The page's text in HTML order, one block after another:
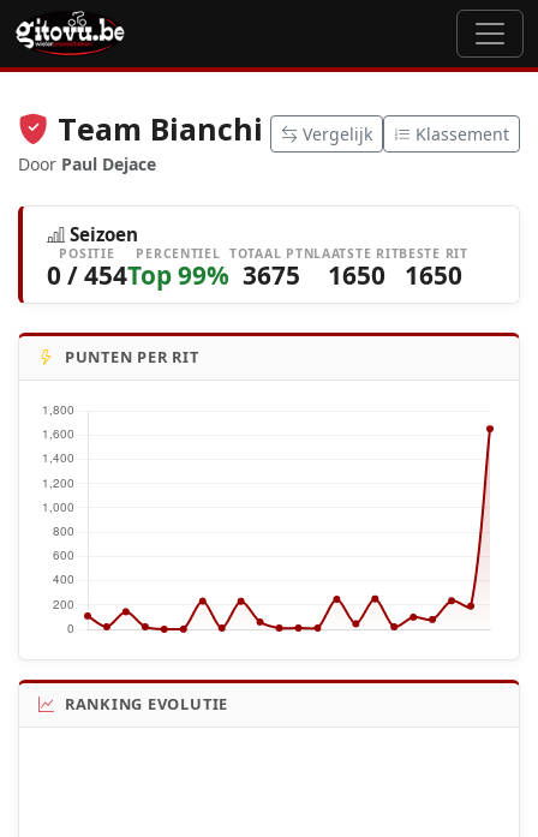
Team Bianchi
Door Paul Dejace
Vergelijk Klassement
Seizoen
POSITIE
0 / 454
PERCENTIEL
Top 99%
TOTAAL PTN
3675
LAATSTE RIT
1650
BESTE RIT
1650
PUNTEN PER RIT
RANKING EVOLUTIE